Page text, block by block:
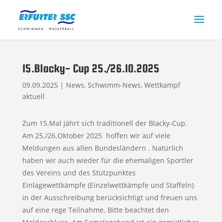
15.Blacky- Cup 25./26.10.2025
09.09.2025 | News, Schwimm-News, Wettkampf
aktuell
Zum 15.Mal jährt sich traditionell der Blacky-Cup.
Am 25./26.Oktober 2025 hoffen wir auf viele
Meldungen aus allen Bundesländern . Natürlich
haben wir auch wieder für die ehemaligen Sportler
des Vereins und des Stützpunktes
Einlagewettkämpfe (Einzelwettkämpfe und Staffeln)
in der Ausschreibung berücksichtigt und freuen uns
auf eine rege Teilnahme. Bitte beachtet den